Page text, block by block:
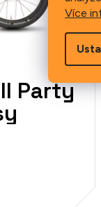
Více
Party